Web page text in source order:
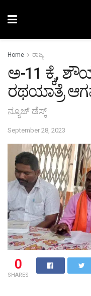
Home ರಾಜ್ಯ
ಅ-11 ಕ್ಕೆ,
ರಥಯಾತ್ರೆ
ನ್ಯೂಜ್ ಡೆಸ್ಕ್
September 28, 2023
0
SHARES